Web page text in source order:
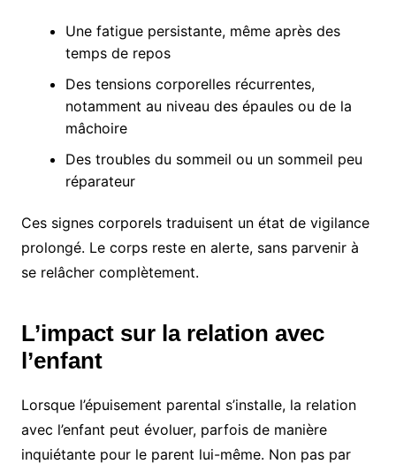
Une fatigue persistante, même après des
temps de repos
Des tensions corporelles récurrentes,
notamment au niveau des épaules ou de la
mâchoire
Des troubles du sommeil ou un sommeil peu
réparateur
Ces signes corporels traduisent un état de vigilance
prolongé. Le corps reste en alerte, sans parvenir à
se relâcher complètement.
L’impact sur la relation avec
l’enfant
Lorsque l’épuisement parental s’installe, la relation
avec l’enfant peut évoluer, parfois de manière
inquiétante pour le parent lui-même. Non pas par